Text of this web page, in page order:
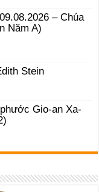
– Chúa
Năm A)
Stein
Gio-an Xa-